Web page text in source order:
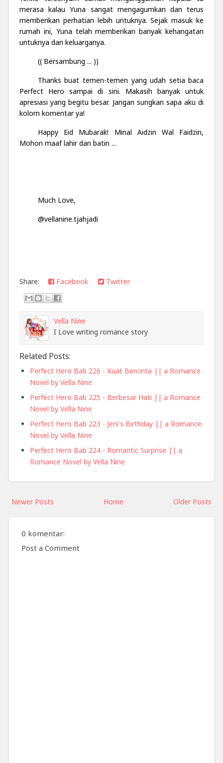
merasa kalau Yuna sangat mengagumkan dan terus
memberikan perhatian lebih untuknya. Sejak masuk ke
rumah ini, Yuna telah memberikan banyak kehangatan
untuknya dan keluarganya.
(( Bersambung ... ))
Thanks buat temen-temen yang udah setia baca
Perfect Hero sampai di sini. Makasih banyak untuk
apresiasi yang begitu besar. Jangan sungkan sapa aku di
kolom komentar ya!
Happy Eid Mubarak! Minal Aidzin Wal Faidzin,
Mohon maaf lahir dan batin ...
Much Love,
@vellanine.tjahjadi
Share: Facebook Twitter
Vella Nine
I Love writing romance story
Related Posts:
Perfect Hero Bab 226 - Kuat Bercinta || a Romance
Novel by Vella Nine
Perfect Hero Bab 225 - Berbesar Hati || a Romance
Novel by Vella Nine
Perfect Hero Bab 223 - Jeni's Birthday || a Romance
Novel by Vella Nine
Perfect Hero Bab 224 - Romantic Surprise || a
Romance Novel by Vella Nine
Newer Posts Older Posts
Home
0 komentar:
Post a Comment